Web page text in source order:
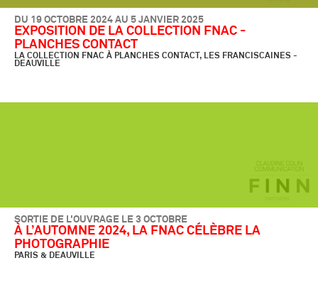
DU 19 OCTOBRE 2024 AU 5 JANVIER 2025
EXPOSITION DE LA COLLECTION FNAC -
PLANCHES CONTACT
LA COLLECTION FNAC À PLANCHES CONTACT, LES FRANCISCAINES -
DEAUVILLE
SORTIE DE L'OUVRAGE LE 3 OCTOBRE
À L’AUTOMNE 2024, LA FNAC CÉLÈBRE LA
PHOTOGRAPHIE
PARIS & DEAUVILLE